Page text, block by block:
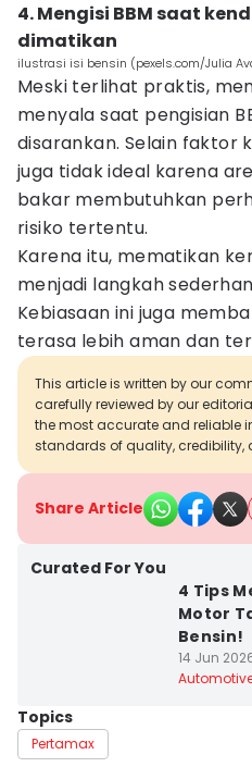
4. Mengisi BBM saat
dimatikan
ilustrasi isi bensin (pexels.com/Julia
Meski terlihat praktis,
menyala saat pengisian
disarankan. Selain faktor
juga tidak ideal karena
bakar membutuhkan
risiko tertentu.
Karena itu, mematikan
menjadi langkah
Kebiasaan ini juga
terasa lebih aman dan
This article is written by our
carefully reviewed by our
the most accurate and reliable
standards of quality, credibility,
Share Article
Curated For You
4 Tips
Motor
Bensin!
14 Jun
Topics
Pertamax